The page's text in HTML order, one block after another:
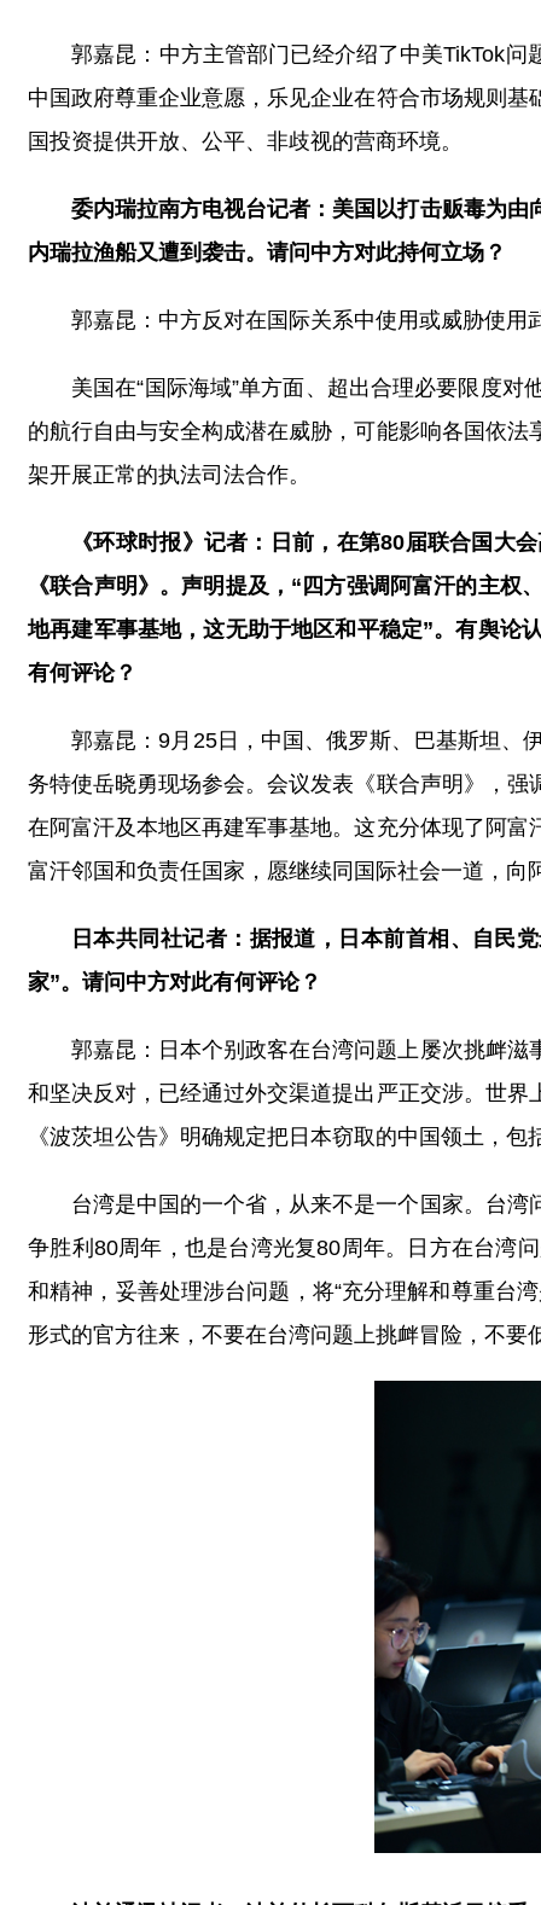
郭嘉昆：中方主管部门已经介绍了中美TikTok
中国政府尊重企业意愿，乐见企业在符合市场规则
国投资提供开放、公平、非歧视的营商环境。
委内瑞拉南方电视台记者：美国以打击贩毒为
内瑞拉渔船又遭到袭击。请问中方对此持何立场？
郭嘉昆：中方反对在国际关系中使用或威胁使
美国在“国际海域”单方面、超出合理必要限度
的航行自由与安全构成潜在威胁，可能影响各国依
架开展正常的执法司法合作。
《环球时报》记者：日前，在第80届联合国大
《联合声明》。声明提及，“四方强调阿富汗的主
地再建军事基地，这无助于地区和平稳定”。有舆论
有何评论？
郭嘉昆：9月25日，中国、俄罗斯、巴基斯坦、
务特使岳晓勇现场参会。会议发表《联合声明》，
在阿富汗及本地区再建军事基地。这充分体现了阿
富汗邻国和负责任国家，愿继续同国际社会一道，
日本共同社记者：据报道，日本前首相、自民
家”。请问中方对此有何评论？
郭嘉昆：日本个别政客在台湾问题上屡次挑衅
和坚决反对，已经通过外交渠道提出严正交涉。世
《波茨坦公告》明确规定把日本窃取的中国领土，
台湾是中国的一个省，从来不是一个国家。台
争胜利80周年，也是台湾光复80周年。日方在台湾
和精神，妥善处理涉台问题，将“充分理解和尊重台
形式的官方往来，不要在台湾问题上挑衅冒险，不